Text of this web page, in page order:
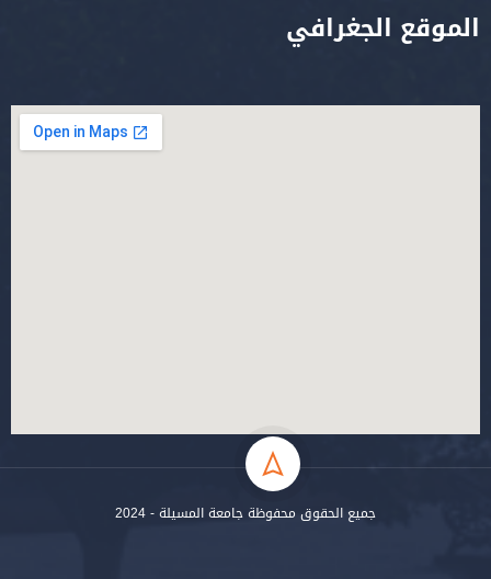
الموقع الجغرافي
جميع الحقوق محفوظة جامعة المسيلة - 2024